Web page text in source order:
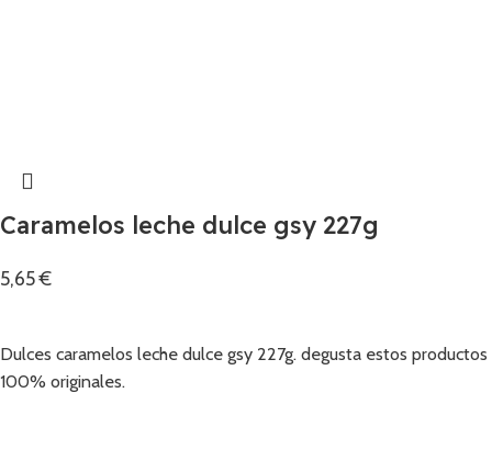
Caramelos leche dulce gsy 227g
5,65€
Dulces caramelos leche dulce gsy 227g. degusta estos productos
100% originales.